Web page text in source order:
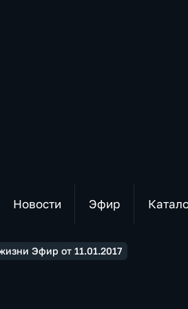
Новости Эфир
Эфир от 11.01.2017